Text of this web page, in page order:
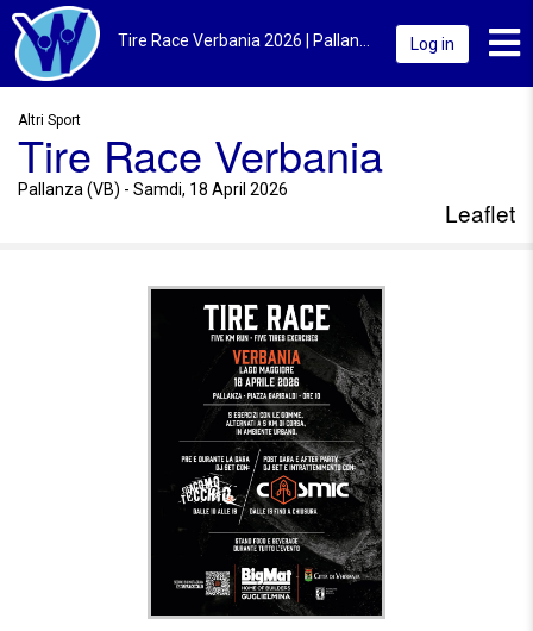
Log in
Altri Sport
Tire Race Verbania
Pallanza (VB) - Samdi, 18 April 2026
Leaflet